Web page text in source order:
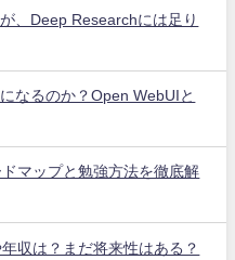
、Deep Researchには足り
なるのか？Open WebUIと
マップと勉強方法を徹底解
収は？まだ将来性はある？